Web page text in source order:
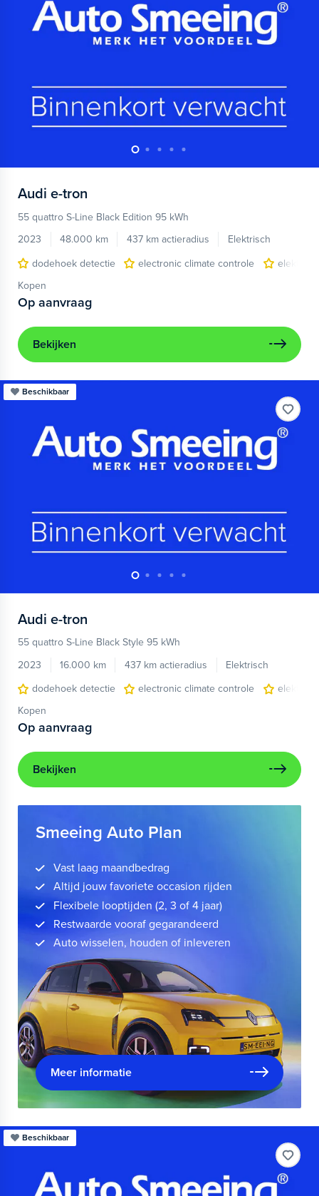
Audi e-tron
55 quattro S-Line Black Edition 95 kWh
2023
48.000 km 437 km actieradius
Elektrisch
dodehoek detectie
electronic climate controle
Kopen
Op aanvraag
Bekijken
Beschikbaar
Audi e-tron
55 quattro S-Line Black Style 95 kWh
2023
16.000 km 437 km actieradius
Elektrisch
dodehoek detectie
electronic climate controle
Kopen
Op aanvraag
Bekijken
Smeeing Auto Plan
Vast laag maandbedrag
Altijd jouw favoriete occasion rijden
Flexibele looptijden (2, 3 of 4 jaar)
Restwaarde vooraf gegarandeerd
Auto wisselen, houden of inleveren
Meer informatie
Beschikbaar